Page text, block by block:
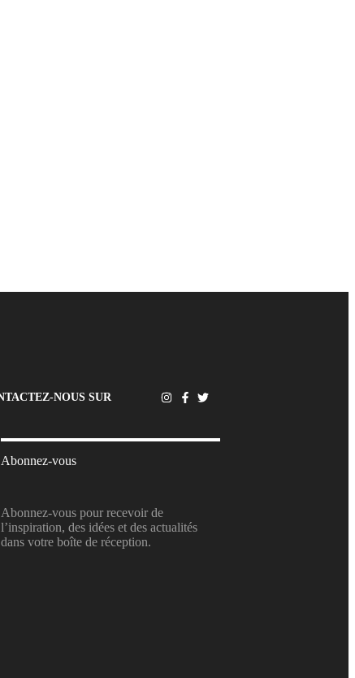
NOUS SUR
Abonnez-vous
Abonnez-vous pour recevoir de
l’inspiration, des idées et des actualités
dans votre boîte de réception.